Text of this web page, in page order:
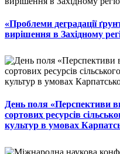
«Проблеми деградації
вирішення в Західному
День поля «Перспективи
сортових ресурсів
культур в умовах